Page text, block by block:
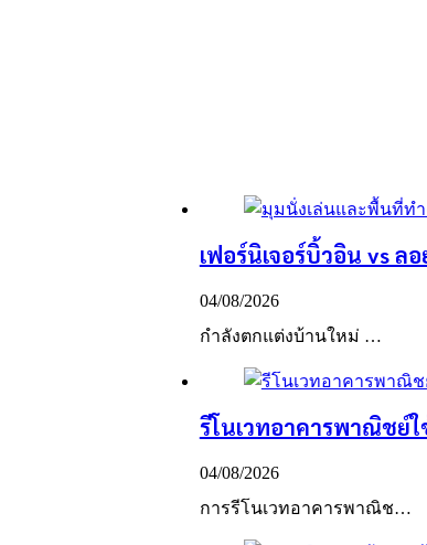
เฟอร์นิเจอร์บิ้วอิน vs
04/08/2026
กำลังตกแต่งบ้านใหม่ …
รีโนเวทอาคารพาณิชย์ใ
04/08/2026
การรีโนเวทอาคารพาณิช…